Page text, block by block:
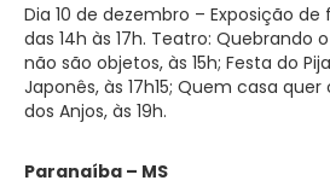
Dia 10 de dezembro – Exposição
das 14h às 17h. Teatro: Quebrando o
não são objetos, às 15h; Festa do
Japonês, às 17h15; Quem casa quer
dos Anjos, às 19h.
Paranaíba – MS